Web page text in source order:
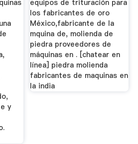
y
equipos de trituración para
los fabricantes de oro
México,fabricante de la
mquina de, molienda de
piedra proveedores de
máquinas en . [chatear en
línea] piedra molienda
fabricantes de maquinas en
la india